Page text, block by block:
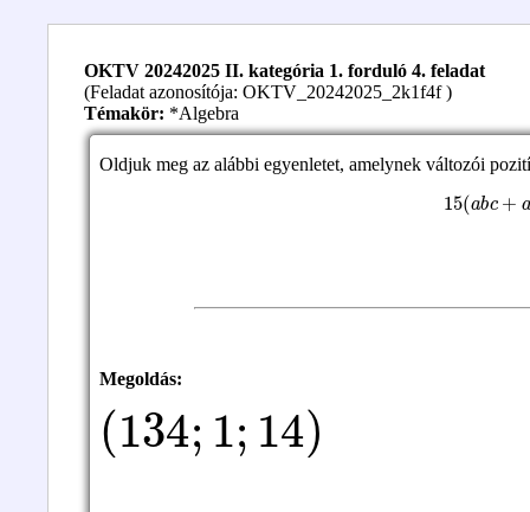
OKTV 20242025 II. kategória 1. forduló 4. feladat
(Feladat azonosítója: OKTV_20242025_2k1f4f )
Témakör: *Algebra
Oldjuk meg az alábbi egyenletet, amelynek változói
15( b +
Megoldás:
(134 1 14 )